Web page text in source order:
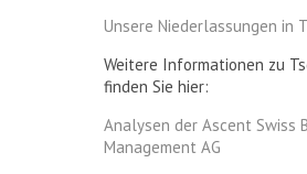
Unsere Niederlassungen in
Weitere Informationen zu
finden Sie hier:
Analysen der Ascent Swiss
Management AG